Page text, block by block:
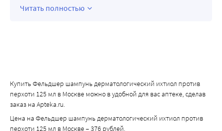
Читать полностью
Купить Фельдшер шампунь дерматологический ихтиол против
перхоти 125 мл в Москве можно в удобной для вас аптеке, сделав
заказ на Apteka.ru.
Цена на Фельдшер шампунь дерматологический ихтиол против
перхоти 125 мл в Москве – 376 рублей.